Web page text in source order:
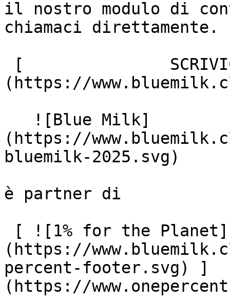
il nostro modulo di
chiamaci direttamente.
(https://
(https://
bluemilk-2025.svg)
è partner di
(https://
percent-footer.svg) ]
(https://